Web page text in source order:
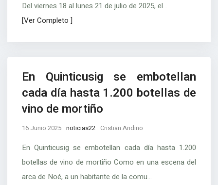
Del viernes 18 al lunes 21 de julio de 2025, el...
[Ver Completo ]
En Quinticusig se embotellan
cada día hasta 1.200 botellas de
vino de mortiño
16 Junio 2025 noticias22 Cristian Andino
En Quinticusig se embotellan cada día hasta 1.200
botellas de vino de mortiño Como en una escena del
arca de Noé, a un habitante de la comu...